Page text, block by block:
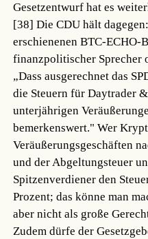
Gesetzentwurf hat es
[38] Die CDU hält
erschienenen BTC-ECHO-
finanzpolitischer
„Dass ausgerechnet das
die Steuern für Daytrader
unterjährigen
bemerkenswert." Wer
Veräußerungsgeschäften
und der Abgeltungsteuer
Spitzenverdiener den
Prozent; das könne man
aber nicht als große
Zudem dürfe der